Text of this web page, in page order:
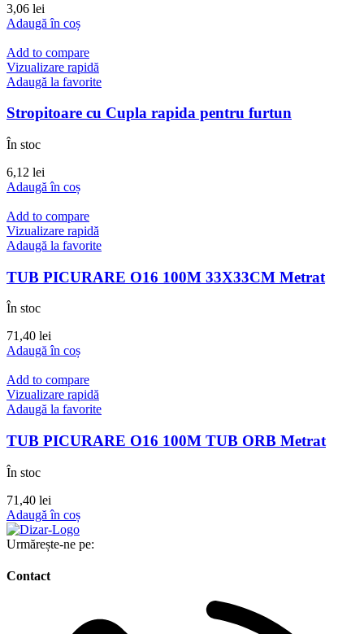
3,06 lei
Adaugă în coș
Add to compare
Vizualizare rapidă
Adaugă la favorite
Stropitoare cu Cupla rapida pentru furtun
În stoc
6,12 lei
Adaugă în coș
Add to compare
Vizualizare rapidă
Adaugă la favorite
TUB PICURARE O16 100M 33X33CM Metrat
În stoc
71,40 lei
Adaugă în coș
Add to compare
Vizualizare rapidă
Adaugă la favorite
TUB PICURARE O16 100M TUB ORB Metrat
În stoc
71,40 lei
Adaugă în coș
Urmărește-ne pe:
Contact